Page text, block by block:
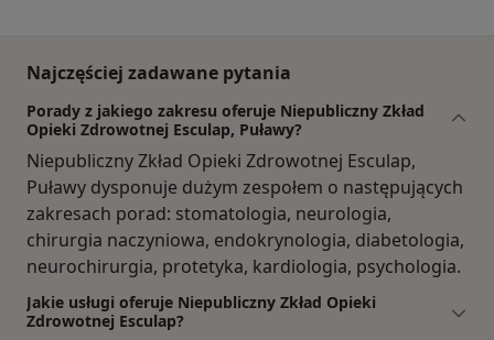
Najczęściej zadawane pytania
Porady z jakiego zakresu oferuje Niepubliczny Zkład
Opieki Zdrowotnej Esculap, Puławy?
Niepubliczny Zkład Opieki Zdrowotnej Esculap,
Puławy dysponuje dużym zespołem o następujących
zakresach porad: stomatologia, neurologia,
chirurgia naczyniowa, endokrynologia, diabetologia,
neurochirurgia, protetyka, kardiologia, psychologia.
Jakie usługi oferuje Niepubliczny Zkład Opieki
Zdrowotnej Esculap?